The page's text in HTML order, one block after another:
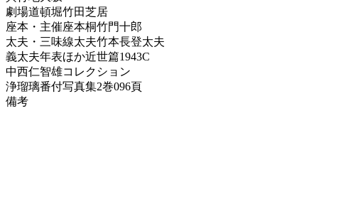
劇場道頓堀竹田芝居
座本・主催座本桐竹門十郎
太夫・三味線太夫竹本長登太夫
義太夫年表ほか近世篇1943C
中西仁智雄コレクション
浄瑠璃番付写真集2巻096頁
備考